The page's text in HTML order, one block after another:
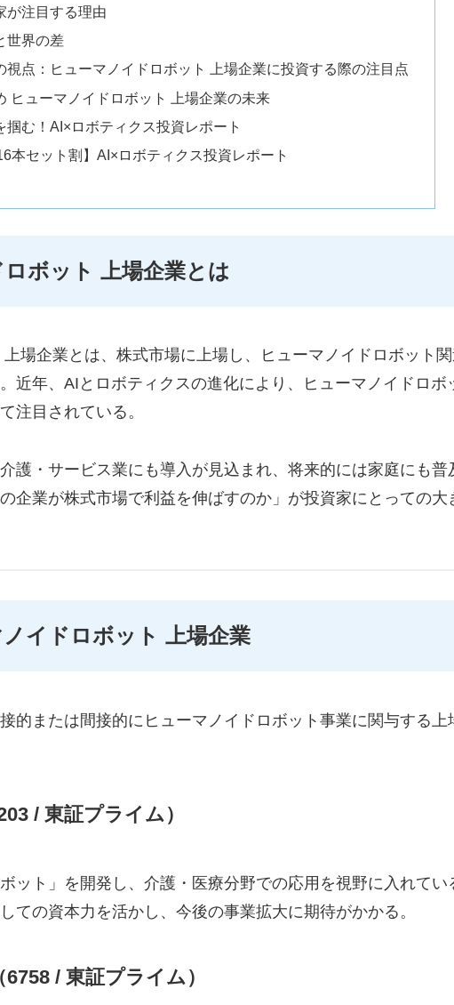
が注目する理由
世界の差
視点：ヒューマノイドロボット 上場企業に投資する際の注目点
ヒューマノイドロボット 上場企業の未来
掴む！AI×ロボティクス投資レポート
16本セット割】AI×ロボティクス投資レポート
ボット 上場企業とは
場企業とは、株式市場に上場し、ヒューマノイドロボット
近年、AIとロボティクスの進化により、ヒューマノイドロボ
注目されている。
護・サービス業にも導入が見込まれ、将来的には家庭にも普
企業が株式市場で利益を伸ばすのか」が投資家にとっての大
イドロボット 上場企業
的または間接的にヒューマノイドロボット事業に関与する上
/ 東証プライム）
ット」を開発し、介護・医療分野での応用を視野に入れてい
ての資本力を活かし、今後の事業拡大に期待がかかる。
/ 東証プライム）